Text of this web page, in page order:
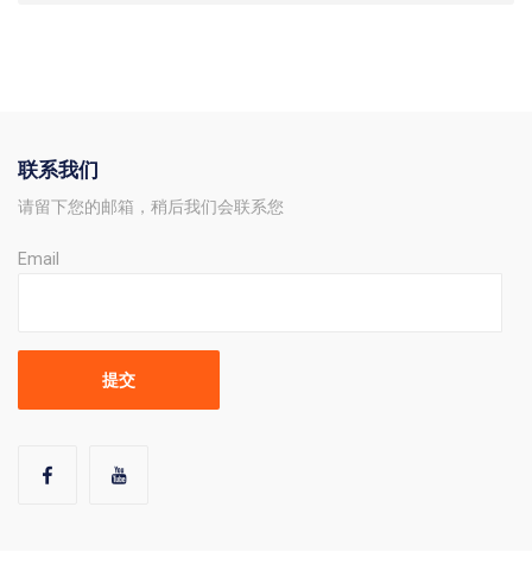
联系我们
请留下您的邮箱，稍后我们会联系您
Email